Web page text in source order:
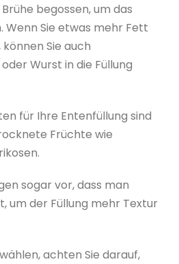
begossen, um das
Wenn Sie etwas mehr Fett
Sie auch
Wurst in die Füllung
für Ihre Entenfüllung sind
Früchte wie
sogar vor, dass man
um der Füllung mehr Textur
achten Sie darauf,